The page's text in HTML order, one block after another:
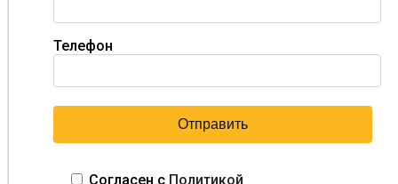
Телефон
Согласен с Политикой